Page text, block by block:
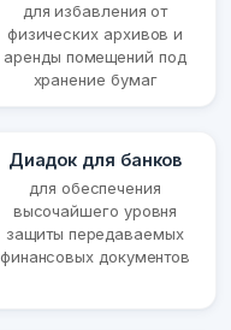
для избавления от
физических архивов и
аренды помещений под
хранение бумаг
Диадок для банков
для обеспечения
высочайшего уровня
защиты передаваемых
финансовых документов